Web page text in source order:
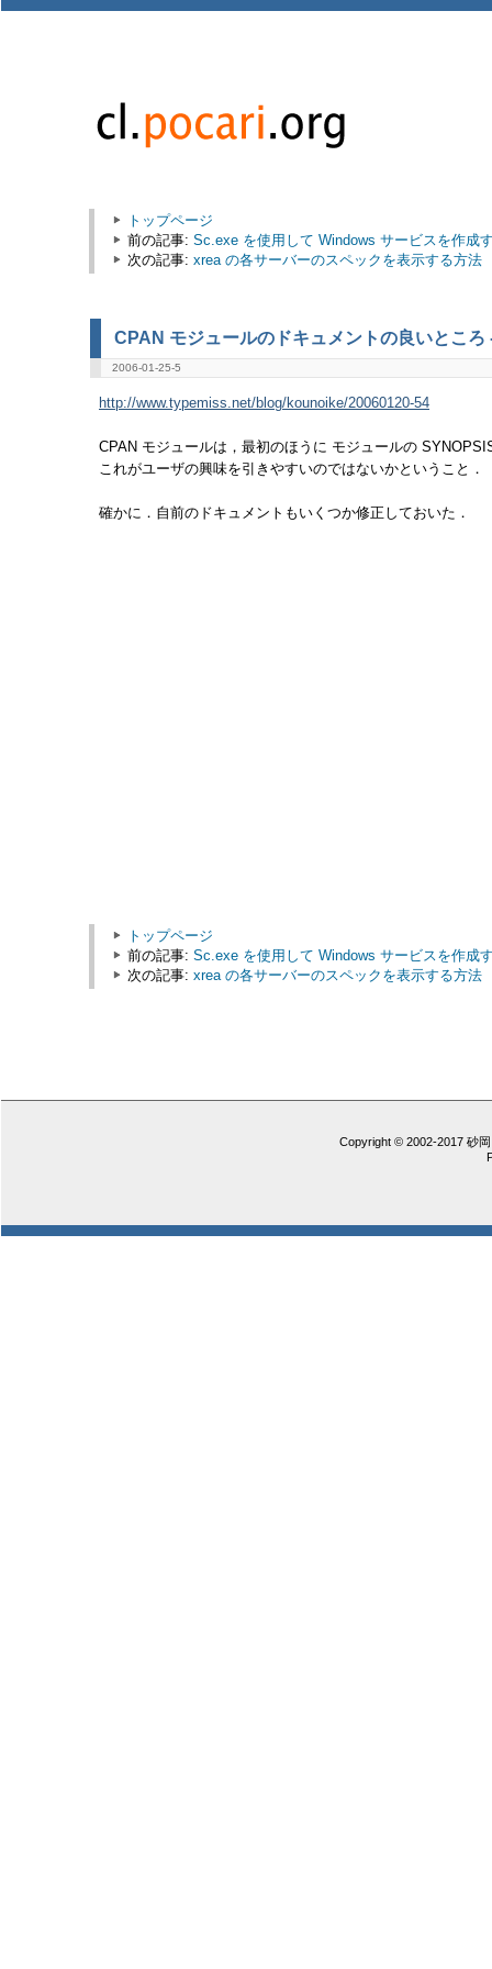
トップページ
前の記事: Sc.exe を使用して Windows サービスを作成
次の記事: xrea の各サーバーのスペックを表示する方法
CPAN モジュールのドキュメントの良いとこ
2006-01-25-5
http://www.typemiss.net/blog/kounoike/20060120-54
CPAN モジュールは，最初のほうに モジュールの
これがユーザの興味を引きやすいのではないかということ．
確かに．自前のドキュメントもいくつか修正しておいた．
トップページ
前の記事: Sc.exe を使用して Windows サービスを作成
次の記事: xrea の各サーバーのスペックを表示する方法
Copyright © 2002-2017 砂